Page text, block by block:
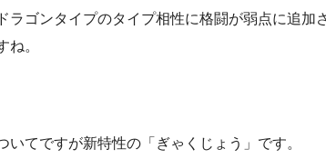
ラゴンタイプのタイプ相性に格闘が弱点に追加
ね。
いてですが新特性の「ぎゃくじょう」です。